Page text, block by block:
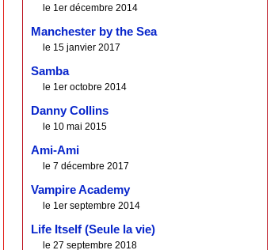
le 1er décembre 2014
Manchester by the Sea
le 15 janvier 2017
Samba
le 1er octobre 2014
Danny Collins
le 10 mai 2015
Ami-Ami
le 7 décembre 2017
Vampire Academy
le 1er septembre 2014
Life Itself (Seule la vie)
le 27 septembre 2018